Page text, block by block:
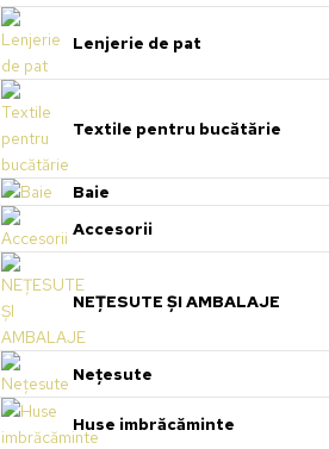
Lenjerie de pat
Textile pentru bucătărie
Baie
Accesorii
NEȚESUTE ȘI AMBALAJE
Nețesute
Huse imbrăcăminte